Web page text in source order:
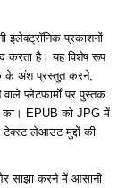
प्रकाशनों
करता है। यह विशेष रूप
के अंश प्रस्तुत करने,
प्लेटफार्मों पर पुस्तक
का। EPUB को JPG में
लेआउट मुद्दों की
साझा करने में आसानी